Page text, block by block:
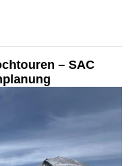
– SAC